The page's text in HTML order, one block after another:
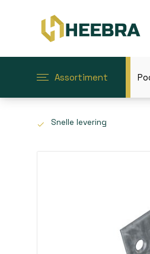
Assortiment
Snelle levering